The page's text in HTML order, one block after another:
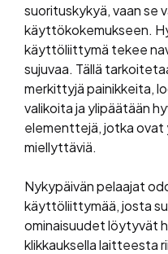
suorituskykyä, vaan se
käyttökokemukseen.
käyttöliittymä tekee
sujuvaa. Tällä
merkittyjä painikkeita,
valikoita ja ylipäätään
elementtejä, jotka ovat
miellyttäviä.
Nykypäivän pelaajat
käyttöliittymää, josta
ominaisuudet löytyvät
klikkauksella laitteesta